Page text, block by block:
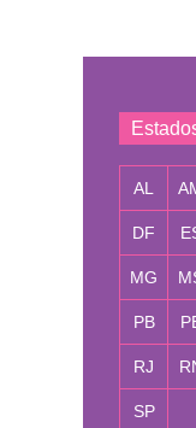
AL
DF
MG
PB
RJ
SP